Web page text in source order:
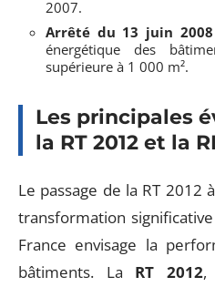
2007.
Arrêté du 13 juin
énergétique des
supérieure à 1 000 m².
Les principales
la RT 2012 et la
Le passage de la RT 2012
transformation
France envisage la
bâtiments. La RT 2012,